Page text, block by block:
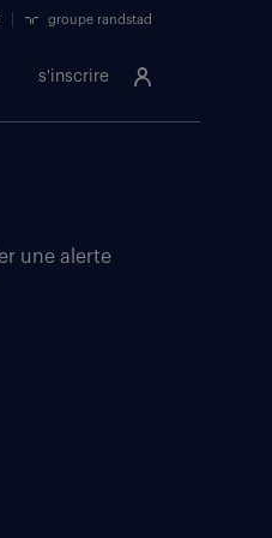
s'inscrire
groupe randstad
une alerte